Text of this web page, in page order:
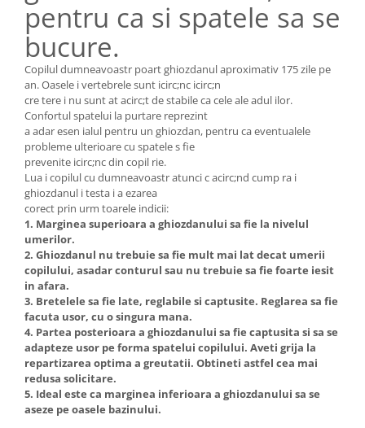
pentru ca si spatele sa se
bucure.
Copilul dumneavoastr poart ghiozdanul aproximativ 175 zile pe
an. Oasele i vertebrele sunt icirc;nc icirc;n
cre tere i nu sunt at acirc;t de stabile ca cele ale adul ilor.
Confortul spatelui la purtare reprezint
a adar esen ialul pentru un ghiozdan, pentru ca eventualele
probleme ulterioare cu spatele s fie
prevenite icirc;nc din copil rie.
Lua i copilul cu dumneavoastr atunci c acirc;nd cump ra i
ghiozdanul i testa i a ezarea
corect prin urm toarele indicii:
1. Marginea superioara a ghiozdanului sa fie la nivelul
umerilor.
2. Ghiozdanul nu trebuie sa fie mult mai lat decat umerii
copilului, asadar conturul sau nu trebuie sa fie foarte iesit
in afara.
3. Bretelele sa fie late, reglabile si captusite. Reglarea sa fie
facuta usor, cu o singura mana.
4. Partea posterioara a ghiozdanului sa fie captusita si sa se
adapteze usor pe forma spatelui copilului. Aveti grija la
repartizarea optima a greutatii. Obtineti astfel cea mai
redusa solicitare.
5. Ideal este ca marginea inferioara a ghiozdanului sa se
aseze pe oasele bazinului.